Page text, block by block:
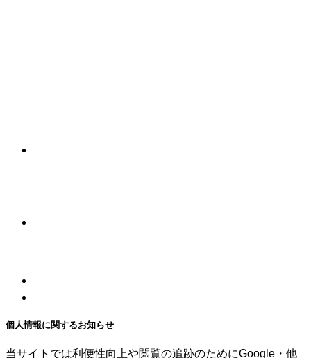
個人情報に関するお知らせ
当サイトでは利便性向上や閲覧の追跡のためにGoogle・他